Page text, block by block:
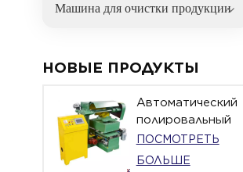
Машина для очистки продукции
НОВЫЕ ПРОДУКТЫ
Автоматический
полировальный
станок с
поворотным
ПОСМОТРЕТЬ
БОЛЬШЕ